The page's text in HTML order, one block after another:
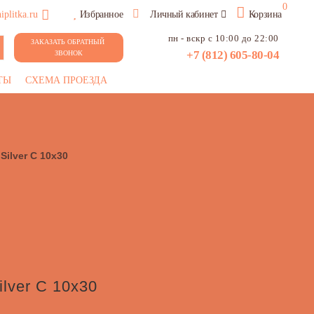
Избранное Личный кабинет Корзина
0
ЗАКАЗАТЬ ОБРАТНЫЙ
ЗВОНОК
пн - вскр с 10:00 до 22:00
+7 (812) 605-80-04
СХЕМА ПРОЕЗДА
C 10х30
C 10х30